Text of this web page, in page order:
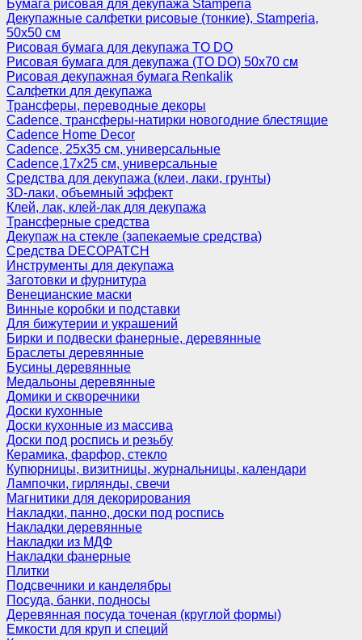
Бумага рисовая для декупажа Stamperia
Декупажные салфетки рисовые (тонкие), Stamperia,
50х50 см
Рисовая бумага для декупажа TO DO
Рисовая бумага для декупажа (TO DO) 50х70 см
Рисовая декупажная бумага Renkalik
Салфетки для декупажа
Трансферы, переводные декоры
Cadence, трансферы-натирки новогодние блестящие
Cadence Home Decor
Cadence, 25х35 см, универсальные
Cadence,17х25 см, универсальные
Средства для декупажа (клеи, лаки, грунты)
3D-лаки, объемный эффект
Клей, лак, клей-лак для декупажа
Трансферные средства
Декупаж на стекле (запекаемые средства)
Средства DECOPATCH
Инструменты для декупажа
Заготовки и фурнитура
Венецианские маски
Винные коробки и подставки
Для бижутерии и украшений
Бирки и подвески фанерные, деревянные
Браслеты деревянные
Бусины деревянные
Медальоны деревянные
Домики и скворечники
Доски кухонные
Доски кухонные из массива
Доски под роспись и резьбу
Керамика, фарфор, стекло
Купюрницы, визитницы, журнальницы, календари
Лампочки, гирлянды, свечи
Магнитики для декорирования
Накладки, панно, доски под роспись
Накладки деревянные
Накладки из МДФ
Накладки фанерные
Плитки
Подсвечники и канделябры
Посуда, банки, подносы
Деревянная посуда точеная (круглой формы)
Емкости для круп и специй